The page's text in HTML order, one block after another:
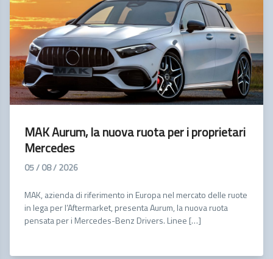
MAK Aurum, la nuova ruota per i proprietari
Mercedes
05 / 08 / 2026
MAK, azienda di riferimento in Europa nel mercato delle ruote
in lega per l’Aftermarket, presenta Aurum, la nuova ruota
pensata per i Mercedes-Benz Drivers. Linee […]